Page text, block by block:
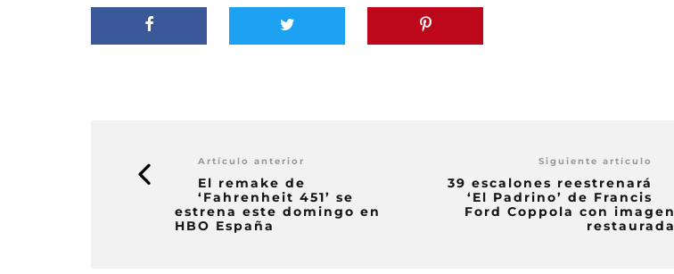
Artículo anterior
El remake de
‘Fahrenheit 451’ se
estrena este domingo en
HBO España
Siguiente artículo
39 escalones reestrenará
‘El Padrino’ de Francis
Ford Coppola con imagen
restaurada